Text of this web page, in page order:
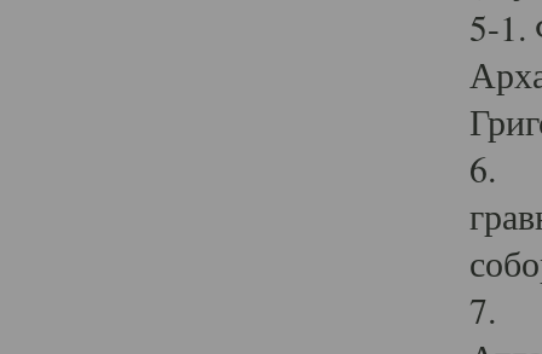
5-1.
6.
7.